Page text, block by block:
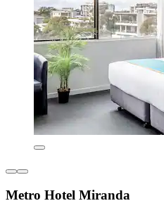
Metro Hotel Miranda